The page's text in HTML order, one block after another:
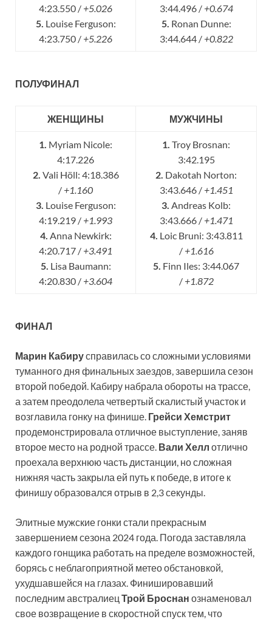
4:23.550 / +5.026
5. Louise Ferguson:
4:23.750 / +5.226
3:44.496 / +0.674
5. Ronan Dunne:
3:44.644 / +0.822
ПОЛУФИНАЛ
ЖЕНЩИНЫ МУЖЧИНЫ
1. Myriam Nicole:
4:17.226
2. Vali Höll: 4:18.386
/ +1.160
3. Louise Ferguson:
4:19.219 / +1.993
4. Anna Newkirk:
4:20.717 / +3.491
5. Lisa Baumann:
4:20.830 / +3.604
1. Troy Brosnan:
3:42.195
2. Dakotah Norton:
3:43.646 / +1.451
3. Andreas Kolb:
3:43.666 / +1.471
4. Loic Bruni: 3:43.811
/ +1.616
5. Finn Iles: 3:44.067
/ +1.872
ФИНАЛ
Марин Кабирусправилась со сложными условиями
туманного дня финальных заездов, завершила сезон
второй победой. Кабиру набрала обороты на трассе,
а затем преодолела четвертый скалистый участок и
возглавила гонку на финише. Грейси Хемстрит
продемонстрировала отличное выступление, заняв
второе место на родной трассе. Вали Хелл отлично
проехала верхнюю часть дистанции, но сложная
нижняя часть закрыла ей путь к победе, в итоге к
финишу образовался отрыв в 2,3 секунды.
Элитные мужские гонки стали прекрасным
завершением сезона 2024 года. Погода заставляла
каждого гонщика работать на пределе возможностей,
борясь с неблагоприятной метео обстановкой,
ухудшавшейся на глазах. Финишировавший
последним австралиец Трой Броснан ознаменовал
свое возвращение в скоростной спуск тем, что